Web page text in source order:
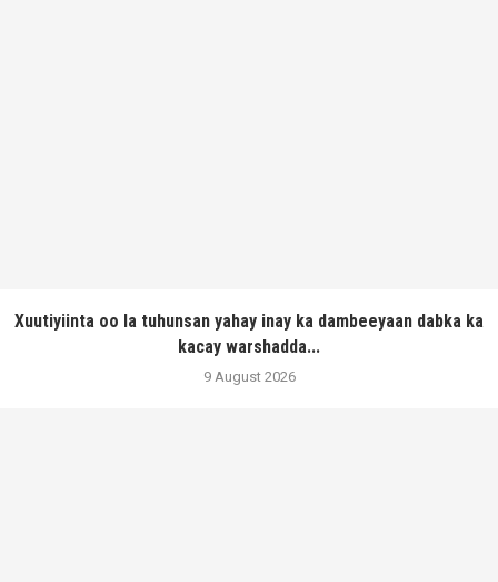
Xuutiyiinta oo la tuhunsan yahay inay ka dambeeyaan dabka ka
kacay warshadda...
9 August 2026